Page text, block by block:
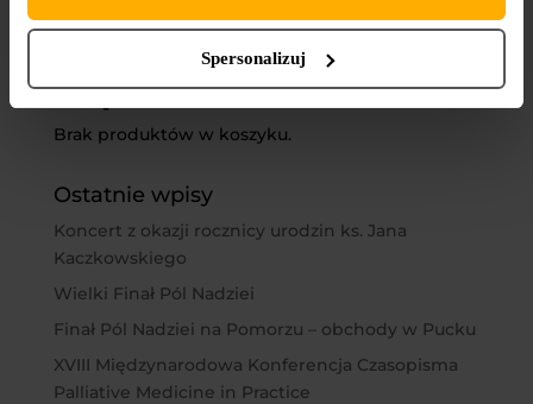
Spersonalizuj
Brak produktów w koszyku.
Ostatnie wpisy
Koncert z okazji rocznicy urodzin ks. Jana
Kaczkowskiego
Wielki Finał Pól Nadziei
Finał Pól Nadziei na Pomorzu – obchody w Pucku
XVIII Międzynarodowa Konferencja Czasopisma
Palliative Medicine in Practice